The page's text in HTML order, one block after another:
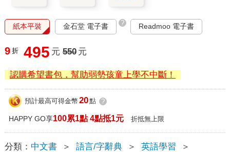
紙本平裝 金石堂 電子書 ? Readmoo 電子書
9 折 495 元 550 元
認購希望書包，幫助弱勢孩童上學不中斷！
預計最高可得金幣 20點 ?
HAPPY GO享100累1點 4點抵1元 折抵無上限
分類： 中文書 ＞ 語言/字辭典 ＞ 英語學習
＞